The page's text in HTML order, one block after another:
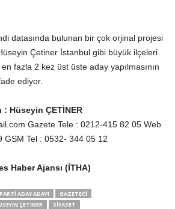
datasında bulunan bir çok orjinal projesi
Çetiner İstanbul gibi büyük ilçeleri
fazla 2 kez üst üste aday yapılmasının
ediyor.
: Hüseyin ÇETİNER
Gazete Tele : 0212-415 82 05 Web
GSM Tel : 0532- 344 05 12
Haber Ajansı (İTHA)
ADAY ADAYI
GAZETECI
ÇETINER
SIYASET